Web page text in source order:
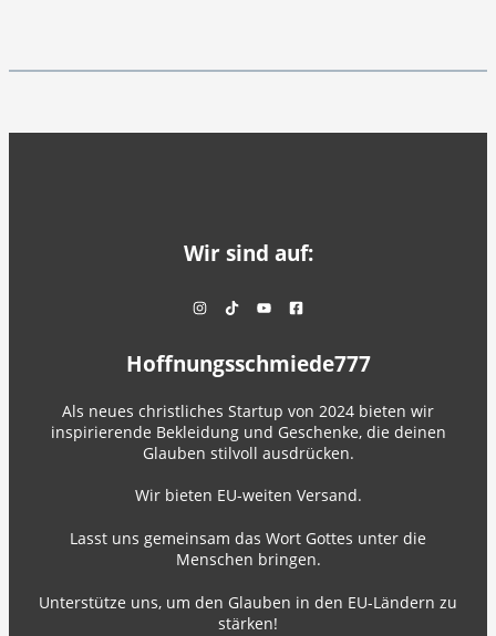
Wir sind auf:
Hoffnungsschmiede777
Als neues christliches Startup von 2024 bieten wir
inspirierende Bekleidung und Geschenke, die deinen
Glauben stilvoll ausdrücken.
Wir bieten EU-weiten Versand.
Lasst uns gemeinsam das Wort Gottes unter die
Menschen bringen.
Unterstütze uns, um den Glauben in den EU-Ländern zu
stärken!